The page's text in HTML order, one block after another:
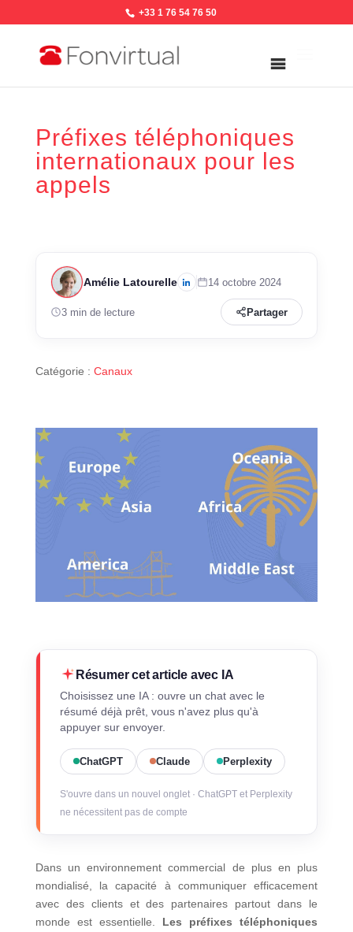
+33 1 76 54 76 50
Préfixes téléphoniques
internationaux pour les
appels
Amélie Latourelle 14 octobre 2024
3 min de lecture Partager
Catégorie : Canaux
Résumer cet article avec IA
Choisissez une IA : ouvre un chat avec le
résumé déjà prêt, vous n'avez plus qu'à
appuyer sur envoyer.
ChatGPT Claude Perplexity
S'ouvre dans un nouvel onglet · ChatGPT et Perplexity
ne nécessitent pas de compte
Dans un environnement commercial de plus en plus
mondialisé, la capacité à communiquer efficacement
avec des clients et des partenaires partout dans le
monde est essentielle. Les préfixes téléphoniques